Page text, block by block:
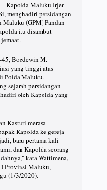
Kapolda Maluku Irjen
menghadiri persidangan
Maluku (GPM) Pandan
itu disambut
45, Boedewin M.
yang tinggi atas
Polda Maluku.
sejarah persidangan
oleh Kapolda yang
Kasturi merasa
Kapolda ke gereja
baru pertama kali
dan Kapolda seorang
kata Wattimena,
Provinsi Maluku,
(1/3/2020).